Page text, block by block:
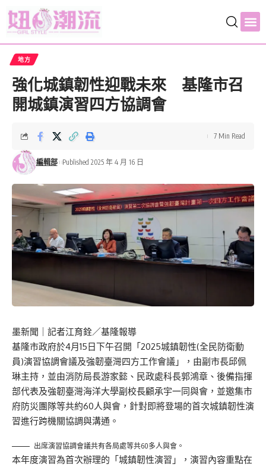
地方
強化城鎮韌性迎戰未來 基隆市召
開城鎮演習四方協調會
編輯部 Published 2025 年 4 月 16 日
7 Min Read
墨新聞 ｜記者江育銓／基隆報導
基隆市政府於4月15日下午召開「2025城鎮韌性(全民防衛動
員)演習協調會議及強韌臺灣四方工作會議」，由副市長邱佩
琳主持，並由消防局長游家懿、民政處科長郭鴻章、後備指揮
部代表及強韌臺灣海洋大學副校長顧承宇一同與會，並邀集市
府防災團隊等共約60人與會，針對即將登場的首次城鎮韌性演
習進行跨機關協調與溝通。
出席演習協調會議共有各局處等共60多人與會。
本年度演習為首次辦理的「城鎮韌性演習」，演習內容重點在